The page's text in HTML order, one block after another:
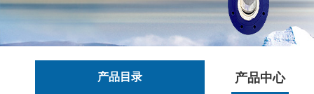
产品目录 产品中心